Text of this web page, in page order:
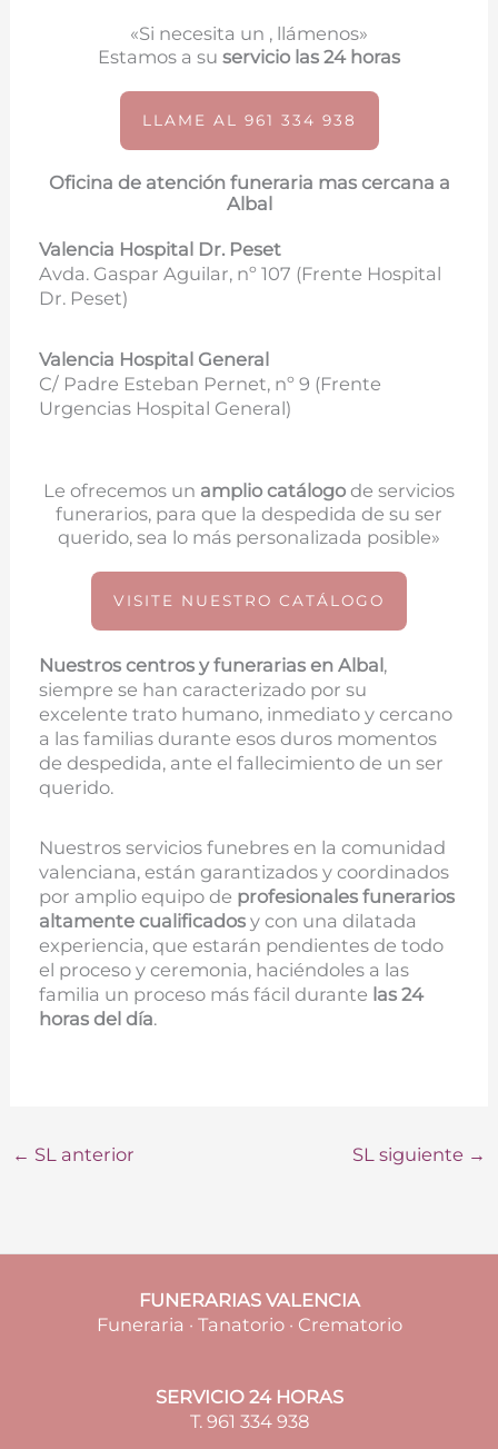
«Si necesita un , llámenos»
Estamos a su servicio las 24 horas
LLAME AL 961 334 938
Oficina de atención funeraria mas cercana a
Albal
Valencia Hospital Dr. Peset
Avda. Gaspar Aguilar, nº 107 (Frente Hospital
Dr. Peset)
Valencia Hospital General
C/ Padre Esteban Pernet, nº 9 (Frente
Urgencias Hospital General)
Le ofrecemos un amplio catálogo de servicios
funerarios, para que la despedida de su ser
querido, sea lo más personalizada posible»
VISITE NUESTRO CATÁLOGO
Nuestros centros y funerarias en Albal,
siempre se han caracterizado por su
excelente trato humano, inmediato y cercano
a las familias durante esos duros momentos
de despedida, ante el fallecimiento de un ser
querido.
Nuestros servicios funebres en la comunidad
valenciana, están garantizados y coordinados
por amplio equipo de profesionales funerarios
altamente cualificados y con una dilatada
experiencia, que estarán pendientes de todo
el proceso y ceremonia, haciéndoles a las
familia un proceso más fácil durante las 24
horas del día.
← SL anterior SL siguiente →
FUNERARIAS VALENCIA
Funeraria · Tanatorio · Crematorio
SERVICIO 24 HORAS
T. 961 334 938